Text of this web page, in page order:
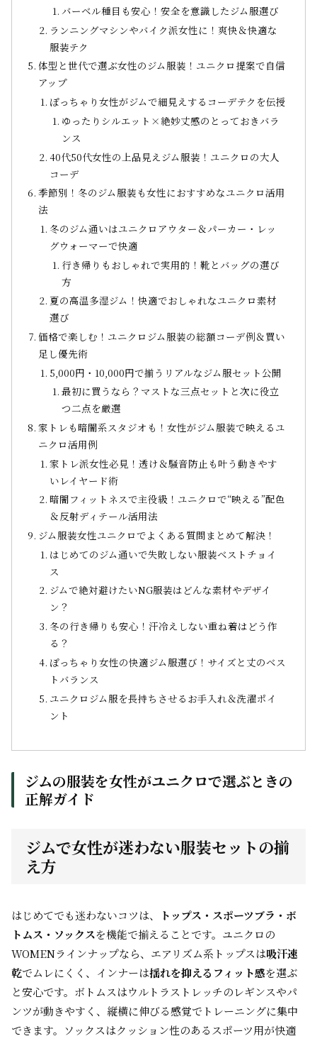
バーベル種目も安心！安全を意識したジム服選び
ランニングマシンやバイク派女性に！爽快＆快適な
服装テク
体型と世代で選ぶ女性のジム服装！ユニクロ提案で自信
アップ
ぽっちゃり女性がジムで細見えするコーデテクを伝授
ゆったりシルエット×絶妙丈感のとっておきバラ
ンス
40代50代女性の上品見えジム服装！ユニクロの大人
コーデ
季節別！冬のジム服装も女性におすすめなユニクロ活用
法
冬のジム通いはユニクロアウター＆パーカー・レッ
グウォーマーで快適
行き帰りもおしゃれで実用的！靴とバッグの選び
方
夏の高温多湿ジム！快適でおしゃれなユニクロ素材
選び
価格で楽しむ！ユニクロジム服装の総額コーデ例＆買い
足し優先術
5,000円・10,000円で揃うリアルなジム服セット公開
最初に買うなら？マストな三点セットと次に役立
つ二点を厳選
家トレも暗闇系スタジオも！女性がジム服装で映えるユ
ニクロ活用例
家トレ派女性必見！透け＆騒音防止も叶う動きやす
いレイヤード術
暗闇フィットネスで主役級！ユニクロで“映える”配色
＆反射ディテール活用法
ジム服装女性ユニクロでよくある質問まとめて解決！
はじめてのジム通いで失敗しない服装ベストチョイ
ス
ジムで絶対避けたいNG服装はどんな素材やデザイ
ン？
冬の行き帰りも安心！汗冷えしない重ね着はどう作
る？
ぽっちゃり女性の快適ジム服選び！サイズと丈のベス
トバランス
ユニクロジム服を長持ちさせるお手入れ＆洗濯ポイ
ント
ジムの服装を女性がユニクロで選ぶときの
正解ガイド
ジムで女性が迷わない服装セットの揃
え方
はじめてでも迷わないコツは、
トップス・スポーツブラ・ボ
トムス・ソックスを機能で揃えることです。ユニクロの
WOMENラインナップなら、エアリズム系トップスは吸汗速
乾でムレにくく、インナーは揺れを抑えるフィット感を選ぶ
と安心です。ボトムスはウルトラストレッチのレギンスやパ
ンツが動きやすく、縦横に伸びる感覚でトレーニングに集中
できます。ソックスはクッション性のあるスポーツ用が快適